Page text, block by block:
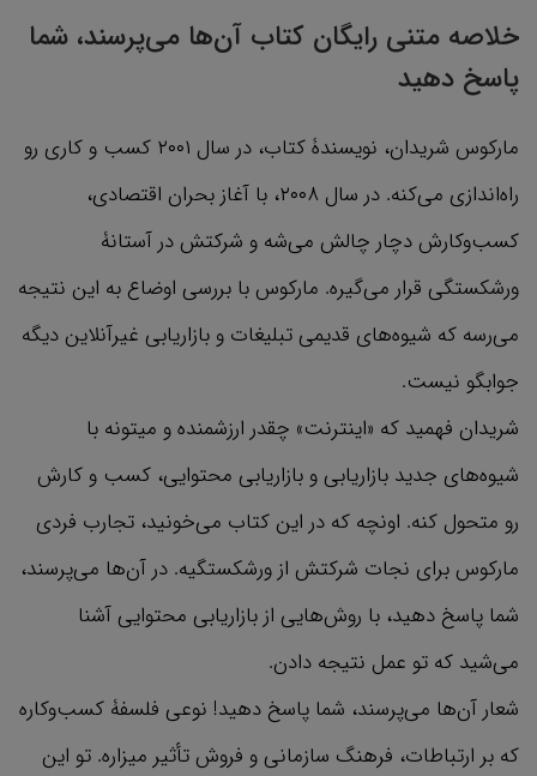
خلاصه متنی رایگان کتاب آن‌ها می‌پرسند، شما
پاسخ دهید
مارکوس شریدان، نویسندۀ کتاب، در سال ۲۰۰۱ کسب ‌و کاری رو
راه‌اندازی می‌کنه. در سال ۲۰۰۸، با آغاز بحران اقتصادی،
کسب‌وکارش دچار چالش می‌شه و شرکتش در آستانۀ
ورشکستگی قرار می‌گیره. مارکوس با بررسی اوضاع به این نتیجه
می‌رسه که شیوه‌های قدیمی تبلیغات و بازاریابی غیرآنلاین دیگه
جوابگو نیست.
شریدان فهمید که «اینترنت» چقدر ارزشمنده و میتونه با
شیوه‌های جدید بازاریابی و بازاریابی محتوایی، کسب و کارش
رو متحول کنه. اونچه که در این کتاب می‌خونید، تجارب فردی
مارکوس برای نجات شرکتش از ورشکستگیه. در آن‌ها می‌پرسند،
شما پاسخ دهید، با روش‌هایی از بازاریابی محتوایی آشنا
می‌شید که تو عمل نتیجه دادن.
شعار آن‌ها می‌پرسند، شما پاسخ دهید! نوعی فلسفۀ کسب‌وکاره
که بر ارتباطات، فرهنگ سازمانی و فروش تأثیر میزاره. تو این